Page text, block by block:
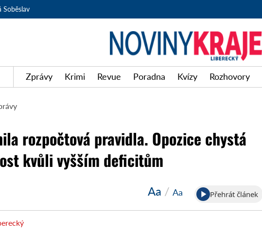
Soběslav
Zprávy Krimi Revue Poradna Kvízy Rozhovory
rozpočtová pravidla. Opozice chystá
kvůli vyšším deficitům
Aa / Aa Přehrát článek